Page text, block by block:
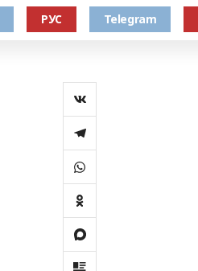
РУС Telegram